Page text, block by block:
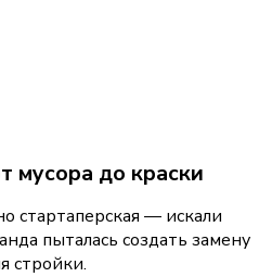
мусора до краски
стартаперская — искали
пыталась создать замену
стройки.